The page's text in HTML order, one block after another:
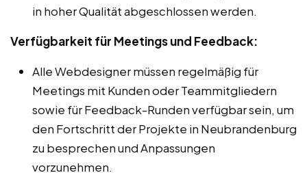
in hoher Qualität abgeschlossen werden.
Verfügbarkeit für Meetings und Feedback:
Alle Webdesigner müssen regelmäßig für
Meetings mit Kunden oder Teammitgliedern
sowie für Feedback-Runden verfügbar sein, um
den Fortschritt der Projekte in Neubrandenburg
zu besprechen und Anpassungen
vorzunehmen.